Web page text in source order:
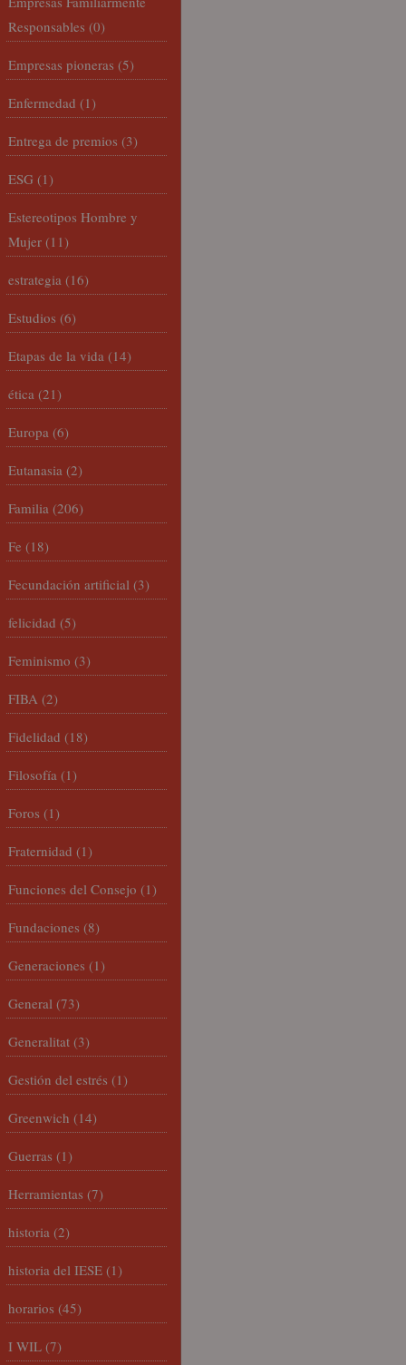
Responsables (0)
Empresas pioneras (5)
Enfermedad (1)
Entrega de premios (3)
ESG (1)
Estereotipos Hombre y
Mujer (11)
estrategia (16)
Estudios (6)
Etapas de la vida (14)
ética (21)
Europa (6)
Eutanasia (2)
Familia (206)
Fe (18)
Fecundación artificial (3)
felicidad (5)
Feminismo (3)
FIBA (2)
Fidelidad (18)
Filosofía (1)
Foros (1)
Fraternidad (1)
Funciones del Consejo (1)
Fundaciones (8)
Generaciones (1)
General (73)
Generalitat (3)
Gestión del estrés (1)
Greenwich (14)
Guerras (1)
Herramientas (7)
historia (2)
historia del IESE (1)
horarios (45)
I WIL (7)